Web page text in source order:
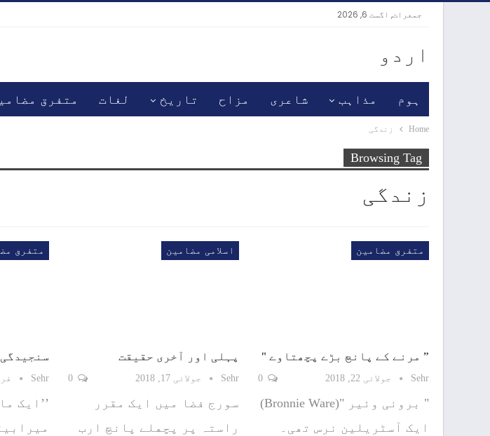
جمعرات, اگست 6, 2026
اردو
ہوم مذاہب شاعری مزاح تاریخ لغات متفرق
Home زندگی
Browsing Tag
زندگی
متفرق مضامین
” مرنے کے پانچ بڑے پچھتاوے "
Sehr جولائی 22, 2018
" برونی وئیر "(Bronnie Ware)
ایک آسٹریلین نرس تھی۔
اسلامی مضامین
پہلی ﺍﻭﺭ ﺁﺧﺮﯼ ﺣﻘﯿﻘﺖ
Sehr جولائی 17, 2018
ﺳﻮﺭﺝ ﻓﻀﺎ ﻣﯿﮟ ﺍﯾﮏ ﻣﻘﺮﺭ
ﺭﺍﺳﺘﮧ ﭘﺮ ﭘﭽﮭﻠﮯ ﭘﺎﻧﭻ ﺍﺭﺏ
متفرق
Sehr
’’ایک